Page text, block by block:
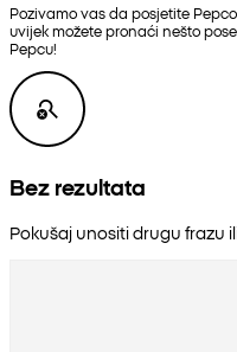
Pozivamo vas da posjetite
uvijek možete pronaći nešto
Pepcu!
Bez rezultata
Pokušaj unositi drugu frazu